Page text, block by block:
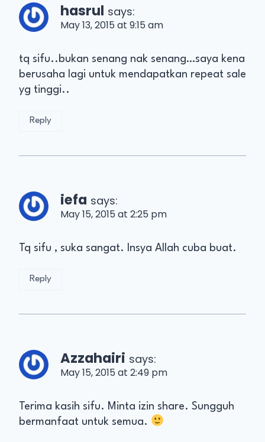
hasrul says:
May 13, 2015 at 9:15 am
tq sifu..bukan senang nak senang…saya kena
berusaha lagi untuk mendapatkan repeat sale
yg tinggi..
Reply
iefa says:
May 15, 2015 at 2:25 pm
Tq sifu , suka sangat. Insya Allah cuba buat.
Reply
Azzahairi says:
May 15, 2015 at 2:49 pm
Terima kasih sifu. Minta izin share. Sungguh
bermanfaat untuk semua.